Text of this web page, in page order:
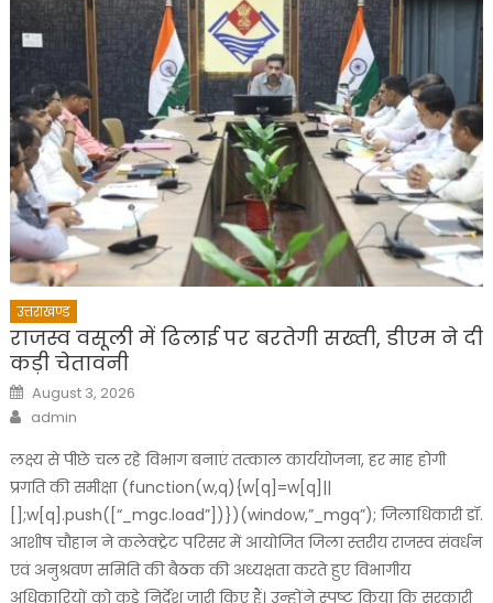
उत्तराखण्ड
राजस्व वसूली में ढिलाई पर बरतेगी सख्ती, डीएम ने दी
कड़ी चेतावनी
Posted
on
August 3, 2026
Author
admin
लक्ष्य से पीछे चल रहे विभाग बनाएं तत्काल कार्ययोजना, हर माह होगी
प्रगति की समीक्षा (function(w,q){w[q]=w[q]||
[];w[q].push([“_mgc.load”])})(window,”_mgq”); जिलाधिकारी डॉ.
आशीष चौहान ने कलेक्ट्रेट परिसर में आयोजित जिला स्तरीय राजस्व संवर्धन
एवं अनुश्रवण समिति की बैठक की अध्यक्षता करते हुए विभागीय
अधिकारियों को कड़े निर्देश जारी किए हैं। उन्होंने स्पष्ट किया कि सरकारी